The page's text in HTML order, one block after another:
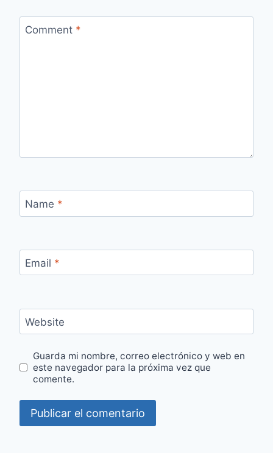
Comment *
Name *
Email *
Website
Guarda mi nombre, correo electrónico y web en
este navegador para la próxima vez que
comente.